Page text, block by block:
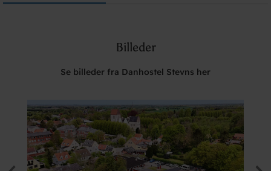
Billeder
Se billeder fra Danhostel Stevns her